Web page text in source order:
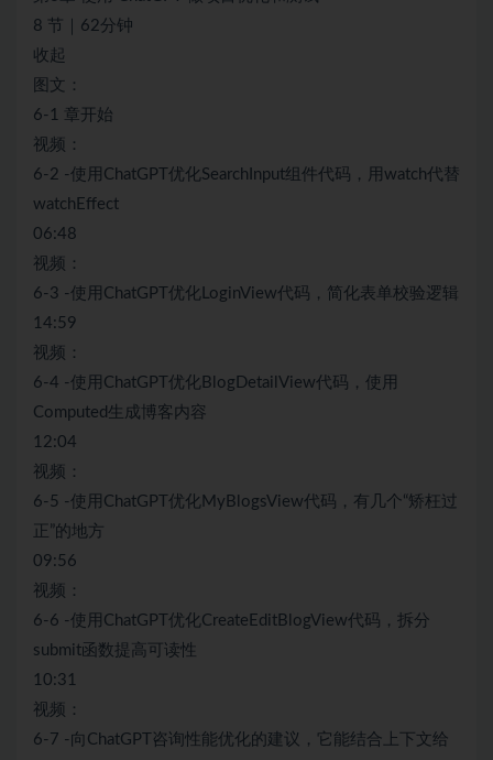
8 节｜62分钟
收起
图文：
6-1 章开始
视频：
6-2 -使用ChatGPT优化SearchInput组件代码，用watch代替
watchEffect
06:48
视频：
6-3 -使用ChatGPT优化LoginView代码，简化表单校验逻辑
14:59
视频：
6-4 -使用ChatGPT优化BlogDetailView代码，使用
Computed生成博客内容
12:04
视频：
6-5 -使用ChatGPT优化MyBlogsView代码，有几个“矫枉过
正”的地方
09:56
视频：
6-6 -使用ChatGPT优化CreateEditBlogView代码，拆分
submit函数提高可读性
10:31
视频：
6-7 -向ChatGPT咨询性能优化的建议，它能结合上下文给